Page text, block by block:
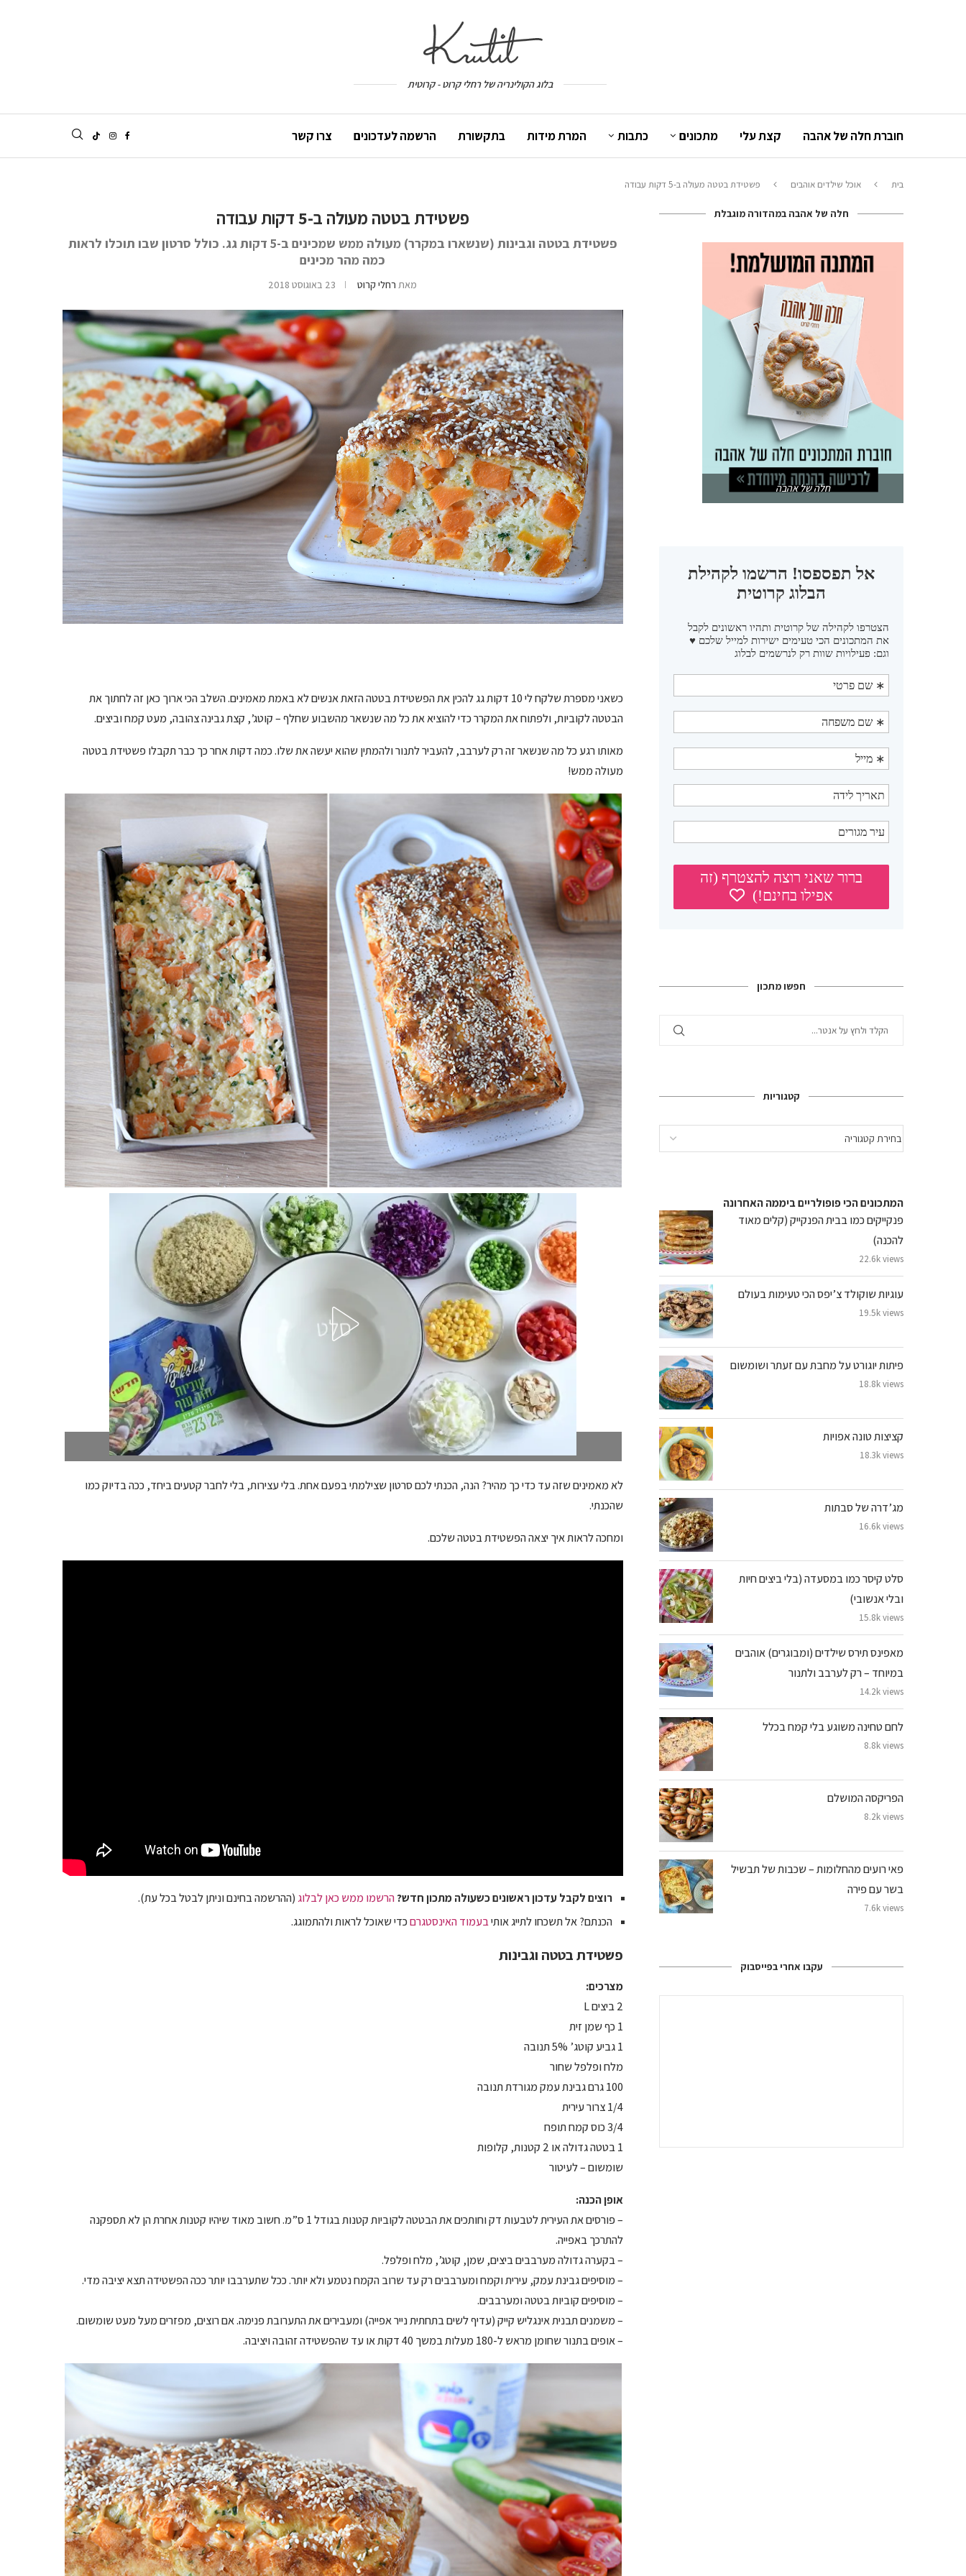
בלוג הקולינריה של רחלי קרוט - קרוטית
חוברת חלה של אהבה קצת עלי מתכונים כתבות המרת מידות בתקשורת הרשמה לעדכונים צרו קשר
בית אוכל שילדים אוהבים פשטידת בטטה מעולה ב-5 דקות עבודה
פשטידת בטטה מעולה ב-5 דקות עבודה
פשטידת בטטה וגבינות (שנשארו במקרר) מעולה ממש שמכינים ב-5 דקות גג. כולל סרטון שבו תוכלו לראות
כמה מהר מכינים
מאת רחלי קרוט 23 באוגוסט 2018
כשאני מספרת שלקח לי 10 דקות גג להכין את הפשטידת בטטה הזאת אנשים לא באמת מאמינים. השלב הכי ארוך כאן זה לחתוך את
הבטטה לקוביות, ולפתוח את המקרר כדי להוציא את כל מה שנשאר מהשבוע שחלף – קוטג’, קצת גבינה צהובה, מעט קמח וביצים.
מאותו רגע כל מה שנשאר זה רק לערבב, להעביר לתנור ולהמתין שהוא יעשה את שלו. כמה דקות אחר כך כבר תקבלו פשטידת בטטה
מעולה ממש!
לפני ואחרי 🙂 | פשטידת בטטה וגבינות
לא מאמינים שזה עד כדי כך מהיר? הנה, הכנתי לכם סרטון שצילמתי בפעם אחת. בלי עצירות, בלי לחבר קטעים ביחד, ככה בדיוק כמו
שהכנתי.
ומחכה לראות איך יצאה הפשטידת בטטה שלכם.
רוצים לקבל עדכון ראשונים כשעולה מתכון חדש?הרשמו ממש כאן לבלוג(ההרשמה בחינם וניתן לבטל בכל עת).
הכנתם? אל תשכחו לתייג אותיבעמוד האינסטגרםכדי שאוכל לראות ולהתמוגג.
פשטידת בטטה וגבינות
מצרכים:
2 ביצים L
1 כף שמן זית
1 גביע קוטג’ 5% תנובה
מלח ופלפל שחור
100 גרם גבינת עמק מגורדת תנובה
1/4 צרור עירית
3/4 כוס קמח תופח
1 בטטה גדולה או 2 קטנות, קלופות
שומשום – לעיטור
אופן הכנה:
– פורסים את העירית לטבעות דק וחותכים את הבטטה לקוביות קטנות בגודל 1 ס”מ. חשוב מאוד שיהיו קטנות אחרת הן לא תספקנה
להתרכך באפייה.
– בקערה גדולה מערבבים ביצים, שמן, קוטג’, מלח ופלפל.
– מוסיפים גבינת עמק, עירית וקמח ומערבבים רק עד שרוב הקמח נטמע ולא יותר. ככל שתערבבו יותר ככה הפשטידה תצא יציבה מדי.
– מוסיפים קוביות בטטה ומערבבים.
– משמנים תבנית אינגליש קייק (עדיף לשים בתחתית נייר אפייה) ומעבירים את התערובת פנימה. אם רוצים, מפזרים מעל מעט שומשום.
– אופים בתנור שחומן מראש ל-180 מעלות במשך 40 דקות או עד שהפשטידה זהובה ויציבה.
חלה של אהבה במהדורה מוגבלת
חלה של אהבה
חפשו מתכון
קטגוריות
המתכונים הכי פופולריים ביממה האחרונה
פנקייקים כמו בבית הפנקייק (קלים מאוד
להכנה)
22.6k views
עוגיות שוקולד צ’יפס הכי טעימות בעולם
19.5k views
פיתות יוגורט על מחבת עם זעתר ושומשום
18.8k views
קציצות טונה אפויות
18.3k views
מג’דרה של סבתות
16.6k views
סלט קיסר כמו במסעדה (בלי ביצים חיות
ובלי אנשובי)
15.8k views
מאפינס תירס שילדים (ומבוגרים) אוהבים
במיוחד – רק לערבב ולתנור
14.2k views
לחם טחינה משוגע בלי קמח בכלל
8.8k views
הפריקסה המושלם
8.2k views
פאי רועים מהחלומות – שכבות של תבשיל
בשר עם פירה
7.6k views
עקבו אחרי בפייסבוק